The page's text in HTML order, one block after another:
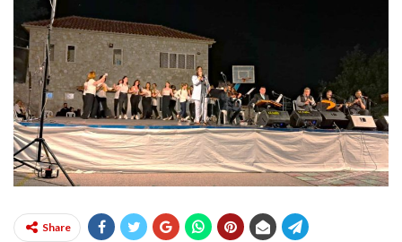
Share